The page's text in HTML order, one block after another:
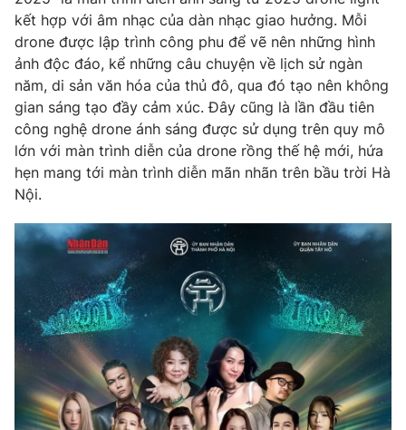
kết hợp với âm nhạc của dàn nhạc giao hưởng. Mỗi
drone được lập trình công phu để vẽ nên những hình
ảnh độc đáo, kể những câu chuyện về lịch sử ngàn
năm, di sản văn hóa của thủ đô, qua đó tạo nên không
gian sáng tạo đầy cảm xúc. Đây cũng là lần đầu tiên
công nghệ drone ánh sáng được sử dụng trên quy mô
lớn với màn trình diễn của drone rồng thế hệ mới, hứa
hẹn mang tới màn trình diễn mãn nhãn trên bầu trời Hà
Nội.